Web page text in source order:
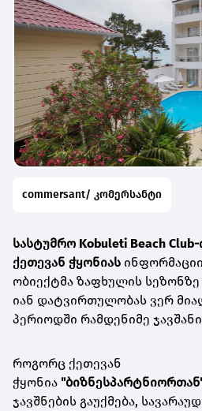
commersant/ კომერსანტი
სასტუმრო Kobuleti Beach Club-
ქეთევან ჭყონიას
ობიექტმა ზაფხულის
იან დატვირთულობას ვერ
პერიოდში რამდენიმე
როგორც ქეთევან
ჭყონია
ჯავშნების გაუქმება,